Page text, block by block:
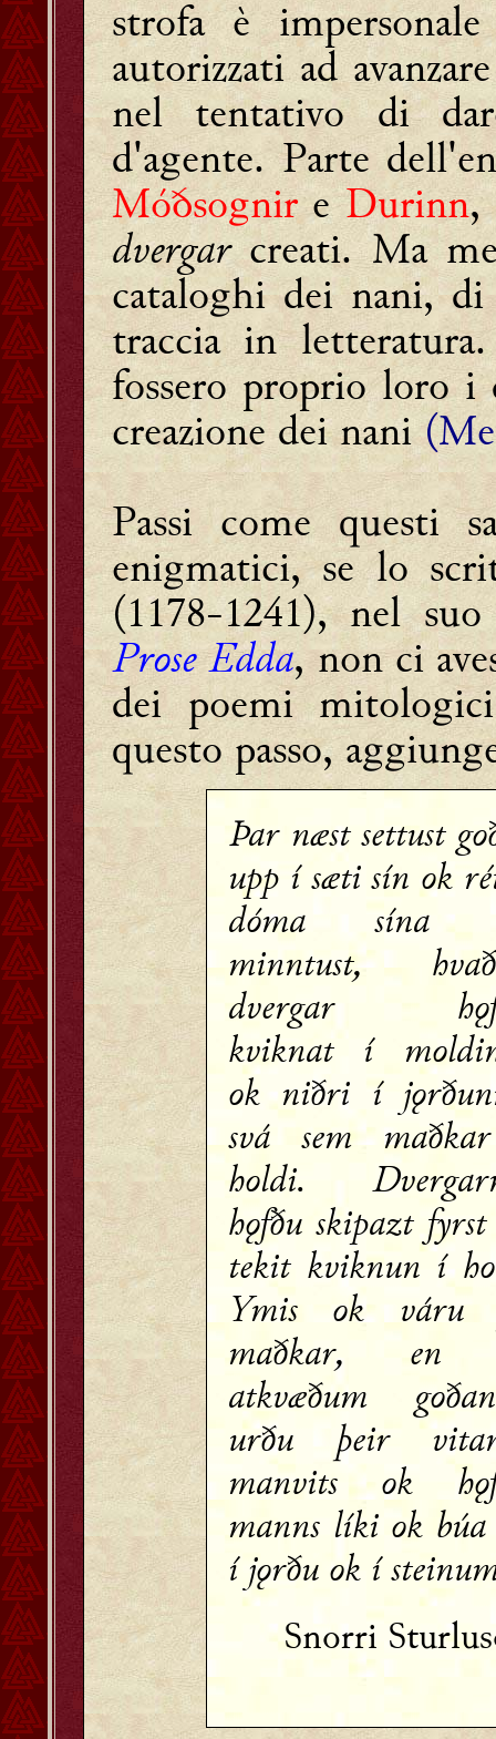
strofa è
autorizzati ad
nel tentativo di
d'agente. Parte
MóðsognireDurinn,
dvergarcreati. Ma
cataloghi dei nani,
traccia in
fossero proprio loro i
creazione dei nani
Passi come questi
enigmatici, se lo
(1178-1241), nel
Prose Edda, non ci
dei poemi
questo passo,
Þar næst settust
upp í sæti sín ok
dóma sína
minntust,
dvergar
kviknat í
ok niðri í
svá sem
holdi.
hǫfðu skipazt
tekit kviknun í
Ymis ok váru
maðkar, en
atkvæðum
urðu þeir
manvits ok
manns líki ok búa
í jǫrðu ok í
Snorri